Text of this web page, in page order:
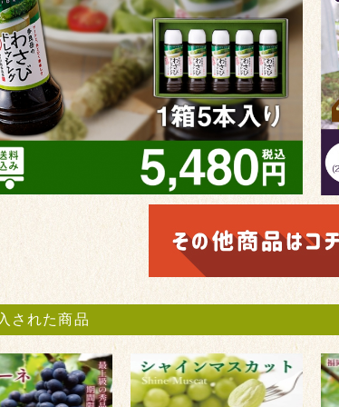
された商品